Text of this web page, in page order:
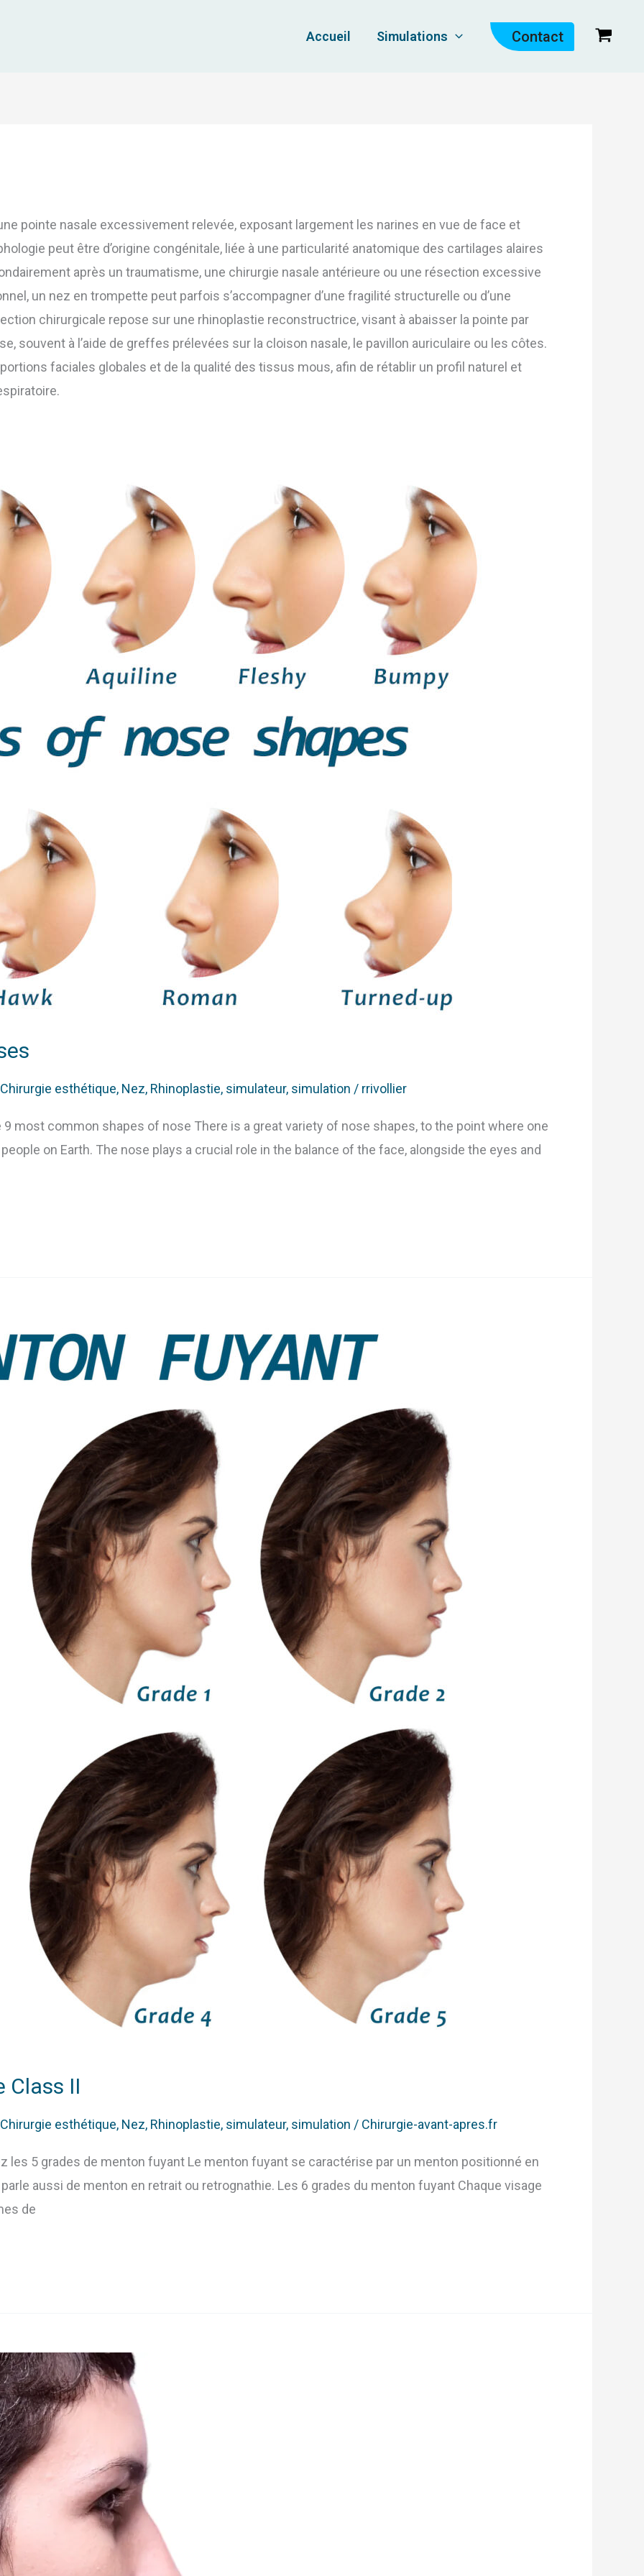
Accueil Simulations Contact
pointe nasale excessivement relevée, exposant largement les narines en vue de face et
peut être d’origine congénitale, liée à une particularité anatomique des cartilages alaires
après un traumatisme, une chirurgie nasale antérieure ou une résection excessive
un nez en trompette peut parfois s’accompagner d’une fragilité structurelle ou d’une
chirurgicale repose sur une rhinoplastie reconstructrice, visant à abaisser la pointe par
souvent à l’aide de greffes prélevées sur la cloison nasale, le pavillon auriculaire ou les côtes.
faciales globales et de la qualité des tissus mous, afin de rétablir un profil naturel et
Chirurgie esthétique, Nez, Rhinoplastie, simulateur, simulation / rrivollier
most common shapes of nose There is a great variety of nose shapes, to the point where one
on Earth. The nose plays a crucial role in the balance of the face, alongside the eyes and
Class II
Chirurgie esthétique, Nez, Rhinoplastie, simulateur, simulation / Chirurgie-avant-apres.fr
les 5 grades de menton fuyant Le menton fuyant se caractérise par un menton positionné en
aussi de menton en retrait ou retrognathie. Les 6 grades du menton fuyant Chaque visage
de